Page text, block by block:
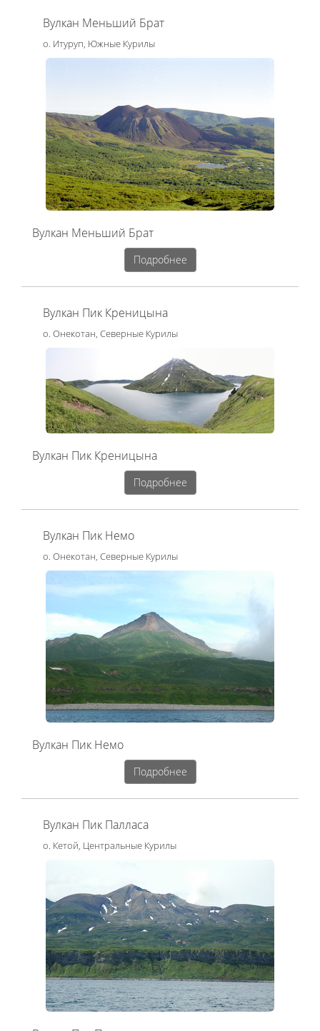
Вулкан Меньший Брат
о. Итуруп, Южные Курилы
Вулкан Меньший Брат
Подробнее
Вулкан Пик Креницына
о. Онекотан, Северные Курилы
Вулкан Пик Креницына
Подробнее
Вулкан Пик Немо
о. Онекотан, Северные Курилы
Вулкан Пик Немо
Подробнее
Вулкан Пик Палласа
о. Кетой, Центральные Курилы